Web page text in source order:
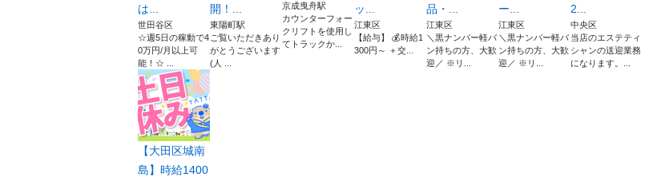
は...
世田谷区
☆週5日の稼動で4
0万円/月以上可
能！☆ ...
開！...
東陽町駅
ご覧いただきあり
がとうございます
(⁠人⁠ ⁠...
京成曳舟駅
カウンターフォー
クリフトを使用し
てトラックか...
ッ...
江東区
【給与】 💰時給1
300円～ ＋交...
品・...
江東区
＼黒ナンバー軽バ
ン持ちの方、大歓
迎／ ※リ...
ー...
江東区
＼黒ナンバー軽バ
ン持ちの方、大歓
迎／ ※リ...
2...
中央区
当店のエステティ
シャンの送迎業務
になります。...
【大田区城南
島】時給1400